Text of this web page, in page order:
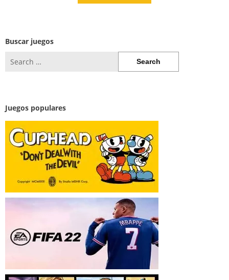
Buscar juegos
for:
Juegos populares